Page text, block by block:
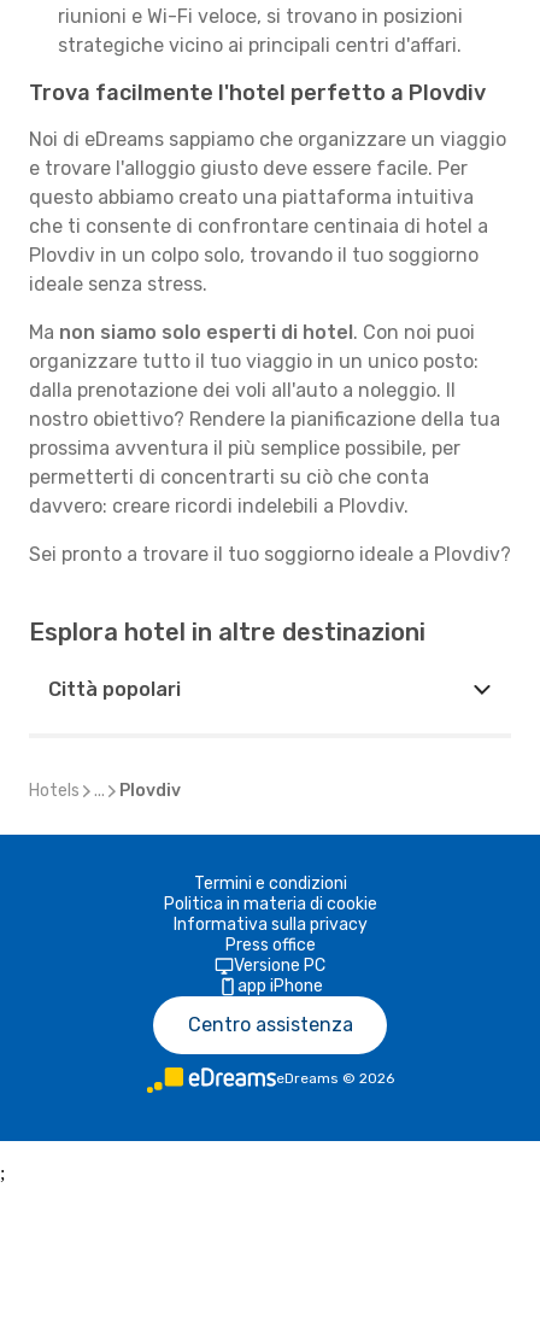
riunioni e Wi-Fi veloce, si trovano in posizioni
strategiche vicino ai principali centri d'affari.
Trova facilmente l'hotel perfetto a Plovdiv
Noi di eDreams sappiamo che organizzare un viaggio
e trovare l'alloggio giusto deve essere facile. Per
questo abbiamo creato una piattaforma intuitiva
che ti consente di confrontare centinaia di hotel a
Plovdiv in un colpo solo, trovando il tuo soggiorno
ideale senza stress.
Ma non siamo solo esperti di hotel. Con noi puoi
organizzare tutto il tuo viaggio in un unico posto:
dalla prenotazione dei voli all'auto a noleggio. Il
nostro obiettivo? Rendere la pianificazione della tua
prossima avventura il più semplice possibile, per
permetterti di concentrarti su ciò che conta
davvero: creare ricordi indelebili a Plovdiv.
Sei pronto a trovare il tuo soggiorno ideale a Plovdiv?
Esplora hotel in altre destinazioni
Città popolari
Hotels ... Plovdiv
Termini e condizioni
Politica in materia di cookie
Informativa sulla privacy
Press office
Versione PC
app iPhone
Centro assistenza
eDreams © 2026
;